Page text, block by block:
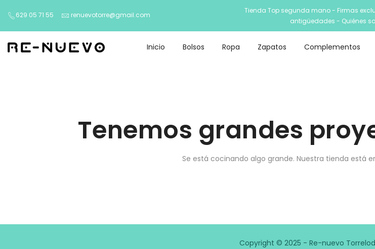
629 05 71 55 renuevotorre@gmail.com
Tienda Top segunda mano - Firmas
antigüedades - Quiénes
Inicio Bolsos Ropa Zapatos Complementos
Tenemos grandes
Se está cocinando algo grande. Nuestra tienda está
Copyright © 2025 - Re-nuevo